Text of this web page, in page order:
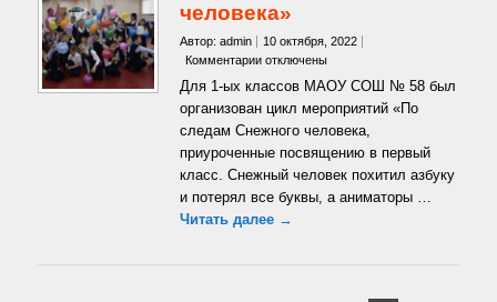
человека»
Автор: admin
10 октября, 2022
Комментариик
следам
снежного
человека»
отключены
Для 1-ых классов МАОУ СОШ № 58 был
организован цикл мероприятий «По
следам Снежного человека,
приуроченные посвящению в первый
класс. Снежный человек похитил азбуку
и потерял все буквы, а аниматоры …
Читать далее →